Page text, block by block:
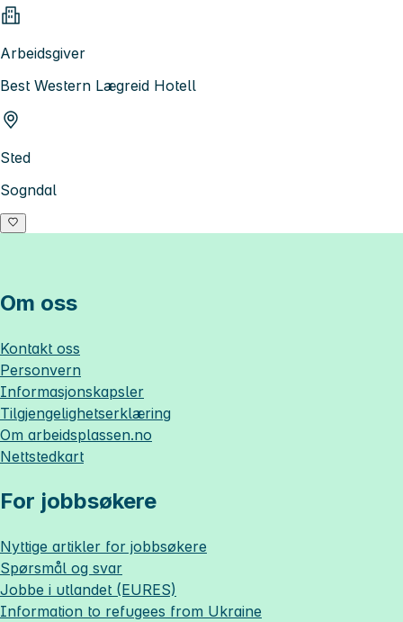
Arbeidsgiver
Best Western Lægreid Hotell
Sted
Sogndal
Om oss
Kontakt oss
Personvern
Informasjonskapsler
Tilgjengelighetserklæring
Om arbeidsplassen.no
Nettstedkart
For jobbsøkere
Nyttige artikler for jobbsøkere
Spørsmål og svar
Jobbe i utlandet (EURES)
Information to refugees from Ukraine